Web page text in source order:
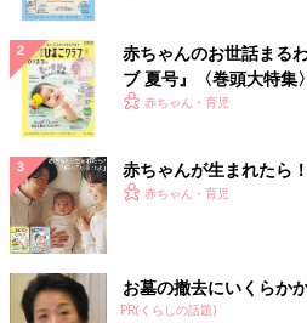
赤ちゃんのお世話まる
ブ 夏号』〈巻頭大特集
く！ おっぱい・ミルク
赤ちゃん・育児
赤ちゃんが生まれたら
赤ちゃん・育児
お墓の撤去にいくらか
PR(くらしの話題)